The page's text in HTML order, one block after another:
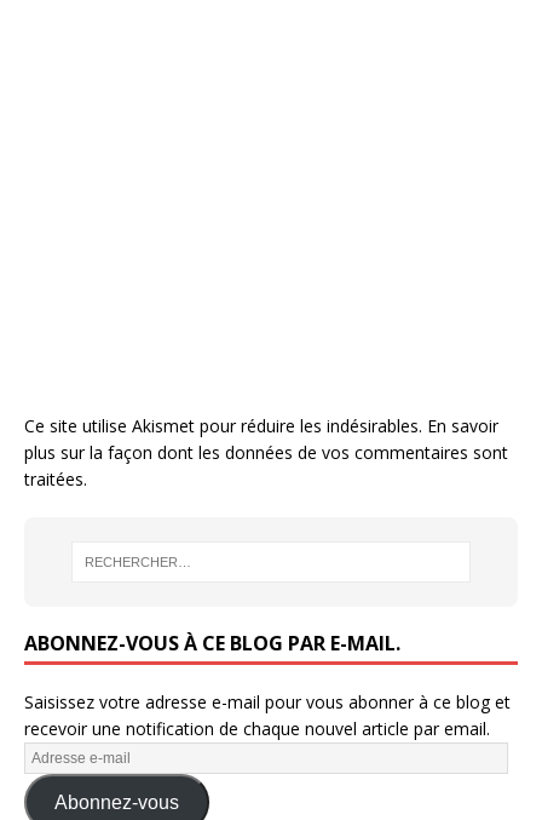
Ce site utilise Akismet pour réduire les indésirables. En savoir
plus sur la façon dont les données de vos commentaires sont
traitées.
ABONNEZ-VOUS À CE BLOG PAR E-MAIL.
Saisissez votre adresse e-mail pour vous abonner à ce blog et
recevoir une notification de chaque nouvel article par email.
Abonnez-vous